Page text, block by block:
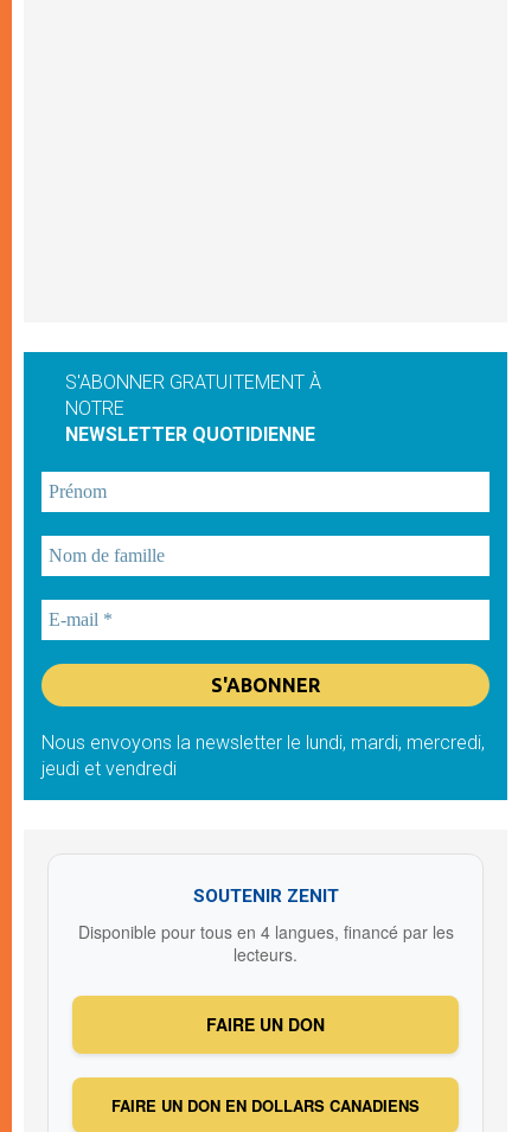
S'ABONNER GRATUITEMENT À
NOTRE
NEWSLETTER QUOTIDIENNE
Nous envoyons la newsletter le lundi, mardi, mercredi,
jeudi et vendredi
SOUTENIR ZENIT
Disponible pour tous en 4 langues, financé par les
lecteurs.
FAIRE UN DON
FAIRE UN DON EN DOLLARS CANADIENS